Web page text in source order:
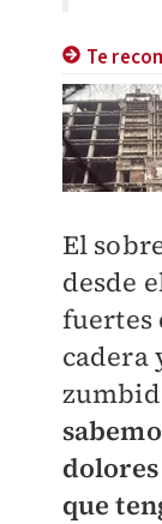
Te
El
desde
fuertes
cadera
que